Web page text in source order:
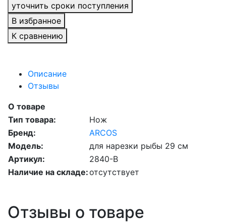
уточнить сроки поступления
В избранное
К сравнению
Описание
Отзывы
О товаре
Тип товара:
Нож
Бренд:
ARCOS
Модель:
для нарезки рыбы 29 см
Артикул:
2840-B
Наличие на складе:отсутствует
Отзывы о товаре